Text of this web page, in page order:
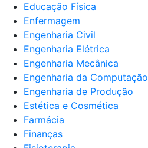
Educação Física
Enfermagem
Engenharia Civil
Engenharia Elétrica
Engenharia Mecânica
Engenharia da Computação
Engenharia de Produção
Estética e Cosmética
Farmácia
Finanças